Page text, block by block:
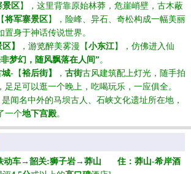
景区】，这里背靠原始林莽，危崖峭壁，古木蔽
将军寨景区】
，险峰、异石、奇松构成一幅美丽
身于神话传说世界。
】 ， 游览醉美雾漫【小东江】，仿佛进入仙
梦幻，随风飘落在人间”。
城-【裕后街】 ， 古街古风建筑配上灯光，随手拍
足足可以逛一个晚上，吃喝玩乐，一应俱全。
是闻名中外的马坝古人、石峡文化遗址所在地，
一个地下宫殿。
动车→ 韶关:狮子岩→ 莽山 住： 莽山-希岸酒